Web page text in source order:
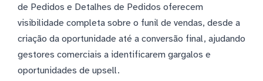
de Pedidos e Detalhes de Pedidos oferecem
visibilidade completa sobre o funil de vendas, desde a
criação da oportunidade até a conversão final, ajudando
gestores comerciais a identificarem gargalos e
oportunidades de upsell.